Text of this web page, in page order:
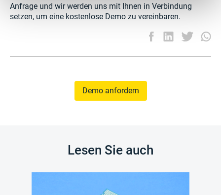
Anfrage und wir werden uns mit Ihnen in Verbindung
setzen, um eine kostenlose Demo zu vereinbaren.
Demo anfordern
Lesen Sie auch